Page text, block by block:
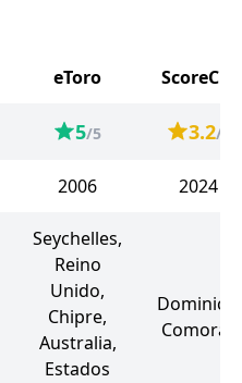
eToro ScoreCM
5/5 3.2/5
2006 2024
Seychelles,
Reino
Unido,
Chipre,
Australia,
Estados
Dominica,
Comoras